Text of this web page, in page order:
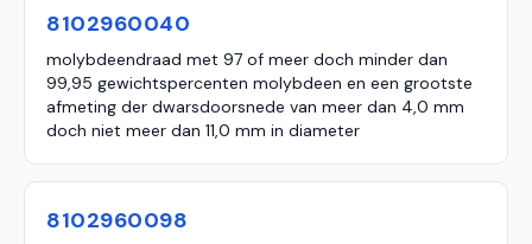
8102960040
molybdeendraad met 97 of meer doch minder dan
99,95 gewichtspercenten molybdeen en een grootste
afmeting der dwarsdoorsnede van meer dan 4,0 mm
doch niet meer dan 11,0 mm in diameter
8102960098